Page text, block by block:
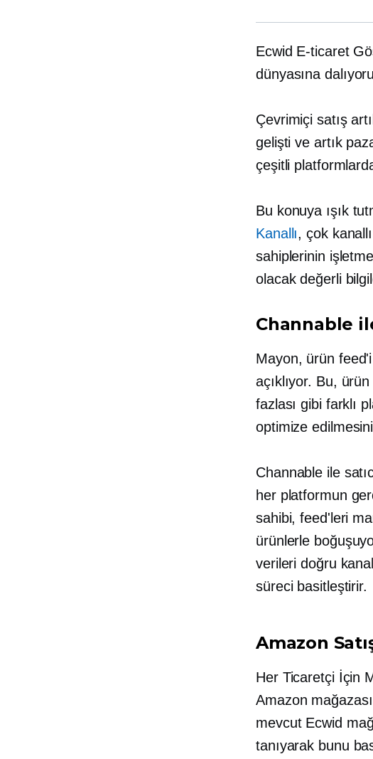
Ecwid E-ticaret
dünyasına
Çevrimiçi satış
gelişti ve artık
çeşitli
Bu konuya ışık
Kanallı, çok
sahiplerinin
olacak değerli
Channable
Mayon, ürün feed'i
açıklıyor. Bu,
fazlası gibi farklı
optimize
Channable ile
her platformun
sahibi, feed'leri
ürünlerle
verileri doğru
süreci basitleştirir.
Amazon
Her Ticaretçi İçin
Amazon
mevcut Ecwid
tanıyarak bunu